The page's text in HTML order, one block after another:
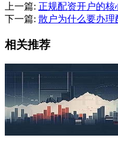
上一篇: 正规配资开户的
下一篇: 散户为什么要办
相关推荐